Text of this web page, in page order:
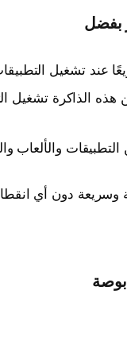
عند تشغيل
هذه الذاكرة تشغيل
والألعاب
وسريعة دون أي